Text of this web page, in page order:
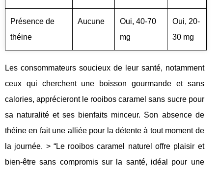
Présence de
théine
Aucune
Oui, 40-70
mg
Oui, 20-
30 mg
Les consommateurs soucieux de leur santé, notamment
ceux qui cherchent une boisson gourmande et sans
calories, apprécieront le rooibos caramel sans sucre pour
sa naturalité et ses bienfaits minceur. Son absence de
théine en fait une alliée pour la détente à tout moment de
la journée. > “Le rooibos caramel naturel offre plaisir et
bien-être sans compromis sur la santé, idéal pour une